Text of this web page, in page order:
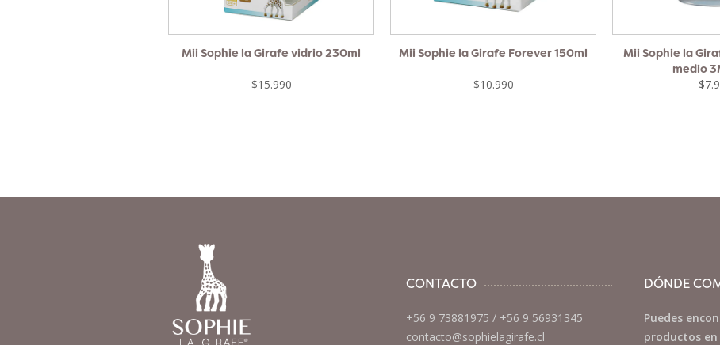
Mii Sophie la Girafe vidrio 230ml
$15.990
Mii Sophie la Girafe Forever 150ml
$10.990
Mii Sophie la
medio
CONTACTO
+56 9 73881975 / +56 9 56931345
contacto@sophielagirafe.cl
DÓNDE
Puedes
productos